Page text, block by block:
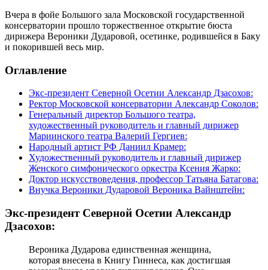
Вчера в фойе Большого зала Московской государственной
консерватории прошло торжественное открытие бюста
дирижера Вероники Дударовой, осетинке, родившейся в Баку
и покорившей весь мир.
Оглавление
Экс-президент Северной Осетии Александр Дзасохов:
Ректор Московской консерватории Александр Соколов:
Генеральный директор Большого театра,
художественный руководитель и главный дирижер
Мариинского театра Валерий Гергиев:
Народный артист РФ Даниил Крамер:
Художественный руководитель и главный дирижер
Женского симфонического оркестра Ксения Жарко:
Доктор искусствоведения, профессор Татьяна Батагова:
Внучка Вероники Дударовой Вероника Вайнштейн:
Экс-президент Северной Осетии Александр
Дзасохов:
Вероника Дударова единственная женщина,
которая внесена в Книгу Гиннеса, как достигшая